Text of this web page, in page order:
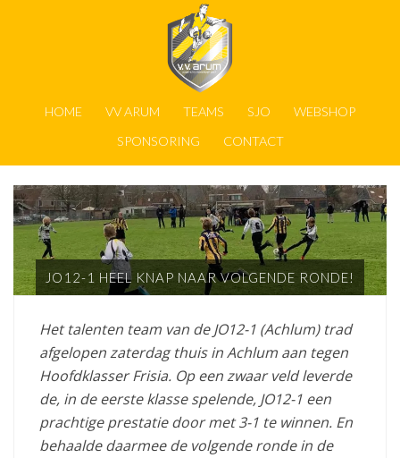
HOME VV ARUM TEAMS SJO
WEBSHOP
SPONSORING
CONTACT
JO12-1 HEEL KNAP NAAR VOLGENDE RONDE!
Het talenten team van de JO12-1 (Achlum) trad
afgelopen zaterdag thuis in Achlum aan tegen
Hoofdklasser Frisia. Op een zwaar veld leverde
de, in de eerste klasse spelende, JO12-1 een
prachtige prestatie door met 3-1 te winnen. En
behaalde daarmee de volgende ronde in de